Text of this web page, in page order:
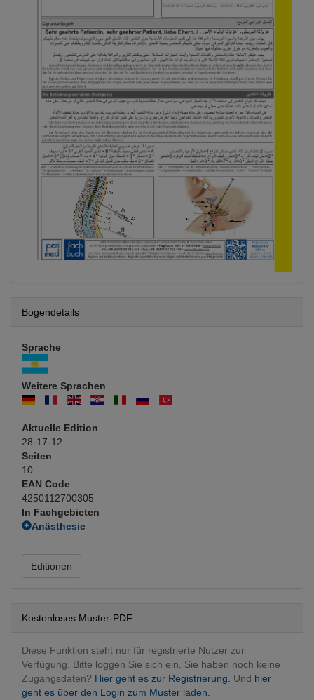
Bogendetails
Sprache
Weitere Sprachen
Aktuelle Edition
28-17-12
Seiten
10
EAN Code
4250112700305
In Fachgebieten
Anästhesie
Chirurgie
Unfallchirurgie
Innere Medizin
Editionen
Kostenloses Muster-PDF
Diese Funktion steht nur für registrierte Nutzer zur
Verfügung. Bitte loggen Sie sich ein. Sie haben noch keine
Zugangsdaten? Hier geht es zur Registrierung. Und hier
geht es über den Login zum Muster laden.